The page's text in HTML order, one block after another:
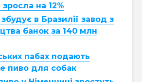
зросла на 12%
в Бразилії завод з
банок за 140 млн
пабах подають
пиво для собак